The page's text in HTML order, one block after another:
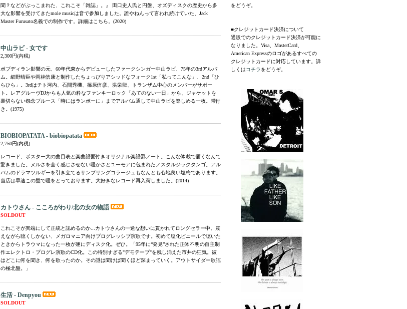
聞？などがぶっこまれた、これこそ「雑誌」。』 田口史人氏と円盤、オズディスクの歴史から多
大な影響を受けてきたmole musicは音で参加しました。誰やねんって言われ続けていた、Jack
Master Furusato名義での制作です。詳細はこちら。(2020)
中山ラビ - 女です
2,300円(内税)
ボブディラン影響の元、60年代東からデビューしたファークシンガー中山ラビ、75年の3rdアルバ
ム。細野晴臣や岡林信康と制作したちょっびりアシッドなフォーク1st「私ってこんな」、2nd「ひ
らひら」。3rdはチト河内、石間秀機、篠原信彦、洪栄龍、トランザム中心のメンバーがサポー
ト。レアグルーヴDJからも人気の粋なファンキーロック「あてのない一日」から、ジャケットを
裏切らない怨念ブルース「時にはランボーに」までアルバム通して中山ラビを楽しめる一枚。帯付
き。(1975)
BIOBIOPATATA - biobiopatata
2,750円(内税)
レコード、ポスター大の曲目表と楽曲譜面付きオリジナル楽譜罫ノート。こんな体裁で届くなんて
驚きました。ヌルさを全く感じさせない暖かさとユーモアに包まれたノスタルジックタンゴ。アル
バムのドラマツルギーを引き立てるサンプリングコラージュもなんとも心地良い塩梅であります。
当店は早速この盤で暖をとっております。大好きなレコード再入荷しました。(2014)
カトウさん - こころがわり/北の女の物語
SOLDOUT
これこそが異端にして正統と認めるのか...カトウさんの一途な想いに貫かれてロングセラー中。震
えながら聴くしかない、メガロマニア向けプログレッシブ演歌です。初めて塩化ビニールで聴いた
ときからトラウマになった一枚が遂にディスク化。ぜひ。「95年に“発見”された正体不明の自主制
作エレクトロ・プログレ演歌のCD化。この特別すぎる"デモテープ"を残し消えた市井の狂気。彼
はどこに何を聞き、何を歌ったのか。その謎は聞けば聞くほど深まっていく。アウトサイダー歌謡
の極北盤。」
生活 - Denpyou
SOLDOUT
をどうぞ。
■クレジットカード決済について
通販でのクレジットカード決済が可能に
なりました。Visa、MasterCard、
American Expressのロゴがあるすべての
クレジットカードに対応しています。詳
しくはコチラをどうぞ。